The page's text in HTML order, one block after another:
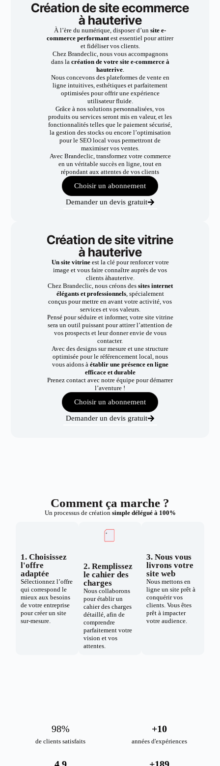
Création de site ecommerce
à hauterive
À l’ère du numérique, disposer d’un site e-
commerce performantest essentiel pour attirer
et fidéliser vos clients.
Chez Brandeclic, nous vous accompagnons
dans la création de votre site e-commerce à
hauterive.
Nous concevons des plateformes de vente en
ligne intuitives, esthétiques et parfaitement
optimisées pour offrir une expérience
utilisateur fluide.
Grâce à nos solutions personnalisées, vos
produits ou services seront mis en valeur, et les
fonctionnalités telles que le paiement sécurisé,
la gestion des stocks ou encore l’optimisation
pour le SEO local vous permettront de
maximiser vos ventes.
Avec Brandeclic, transformez votre commerce
en un véritable succès en ligne, tout en
répondant aux attentes de vos clients
Choisir un abonnement
Demander un devis gratuit
Création de site vitrine
à hauterive
Un site vitrineest la clé pour renforcer votre
image et vous faire connaître auprès de vos
clients àhauterive.
Chez Brandeclic, nous créons dessites internet
élégants et professionnels, spécialement
conçus pour mettre en avant votre activité, vos
services et vos valeurs.
Pensé pour séduire et informer, votre site vitrine
sera un outil puissant pour attirer l’attention de
vos prospects et leur donner envie de vous
contacter.
Avec des designs sur mesure et une structure
optimisée pour le référencement local, nous
vous aidons à établir une présence en ligne
efficace et durable
Prenez contact avec notre équipe pour démarrer
l’aventure !
Choisir un abonnement
Demander un devis gratuit
Comment ça marche ?
Un processus de création simple délégué à 100%
1. Choisissez
l'offre
adaptée
Sélectionnez l’offre
qui correspond le
mieux aux besoins
de votre entreprise
pour créer un site
sur-mesure.
2. Remplissez
le cahier des
charges
Nous collaborons
pour établir un
cahier des charges
détaillé, afin de
comprendre
parfaitement votre
vision et vos
attentes.
3. Nous vous
livrons votre
site web
Nous mettons en
ligne un site prêt à
conquérir vos
clients. Vous êtes
prêt à impacter
votre audience.
de clients satisfaits
98%
années d'expériences
+10